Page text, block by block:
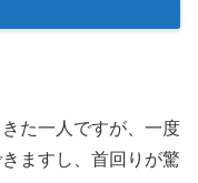
た一人ですが、一度
ますし、首回りが驚